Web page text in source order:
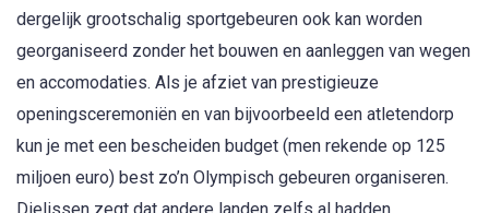
dergelijk grootschalig sportgebeuren ook kan worden
georganiseerd zonder het bouwen en aanleggen van wegen
en accomodaties. Als je afziet van prestigieuze
openingsceremoniën en van bijvoorbeeld een atletendorp
kun je met een bescheiden budget (men rekende op 125
miljoen euro) best zo’n Olympisch gebeuren organiseren.